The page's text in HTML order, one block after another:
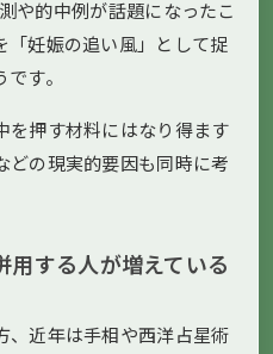
や的中例が話題になったこ
「妊娠の追い風」として捉
す。
を押す材料にはなり得ます
どの現実的要因も同時に考
用する人が増えている
、近年は手相や西洋占星術